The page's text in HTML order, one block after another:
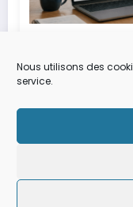
Nous utilisons des
service.
numériques
3 Juillet 2026
Newscrunch -